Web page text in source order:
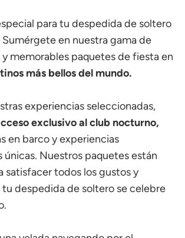
para tu despedida de soltero
en nuestra gama de
memorables paquetes de fiesta en
más bellos del mundo.
experiencias seleccionadas,
exclusivo al club nocturno,
en barco y experiencias
únicas. Nuestros paquetes están
satisfacer todos los gustos y
despedida de soltero se celebre